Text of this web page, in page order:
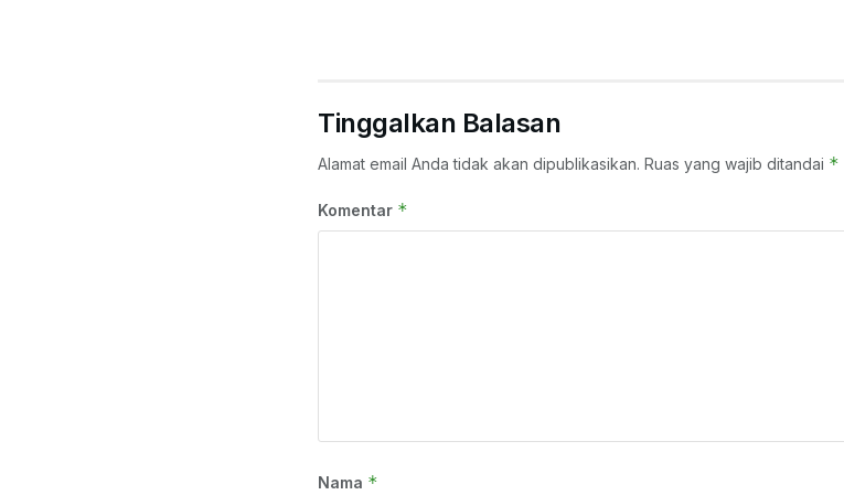
Tinggalkan Balasan
Alamat email Anda tidak akan dipublikasikan. Ruas yang wajib ditandai *
Komentar *
Nama *